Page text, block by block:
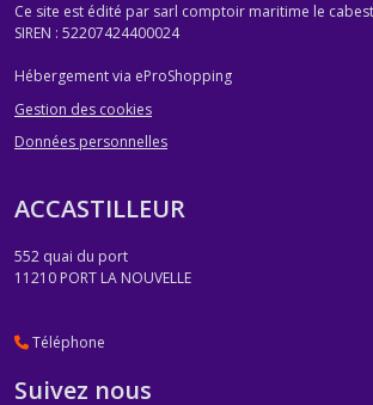
Ce site est édité par sarl comptoir maritime le
SIREN : 52207424400024
Hébergement via eProShopping
Gestion des cookies
Données personnelles
ACCASTILLEUR
552 quai du port
11210 PORT LA NOUVELLE
Téléphone
Suivez nous